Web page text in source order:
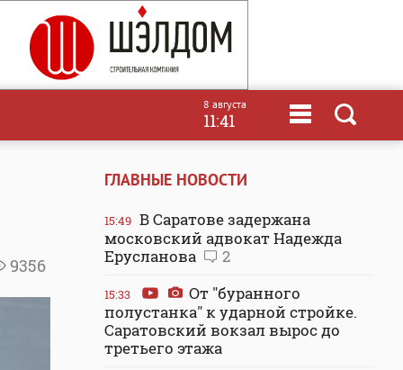
8 августа
11:41
9356
ГЛАВНЫЕ НОВОСТИ
15:49 В Саратове задержана
московский адвокат Надежда
Ерусланова
2
15:33
От "буранного
полустанка" к ударной стройке.
Саратовский вокзал вырос до
третьего этажа